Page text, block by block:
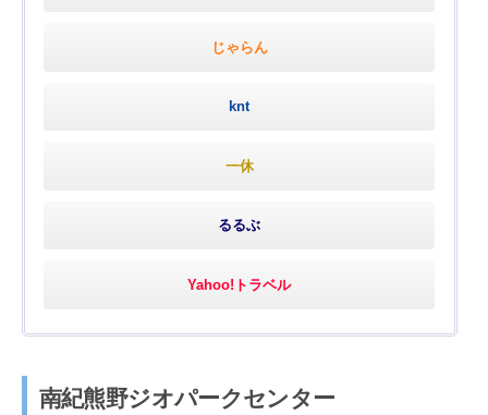
じゃらん
knt
一休
るるぶ
Yahoo!トラベル
南紀熊野ジオパークセンター